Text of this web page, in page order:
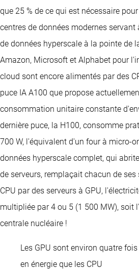
que 25 % de ce qui est nécessaire
centres de données modernes servant
de données hyperscale à la pointe de
Amazon, Microsoft et Alphabet pour
cloud sont encore alimentés par des
puce IA A100 que propose
consommation unitaire constante
dernière puce, la H100, consomme
700 W, l'équivalent d'un four à micro-
données hyperscale complet, qui
de serveurs, remplaçait chacun de ses
CPU par des serveurs à GPU,
multipliée par 4 ou 5 (1 500 MW), soit
centrale nucléaire !
Les GPU sont environ quatre
en énergie que les CPU